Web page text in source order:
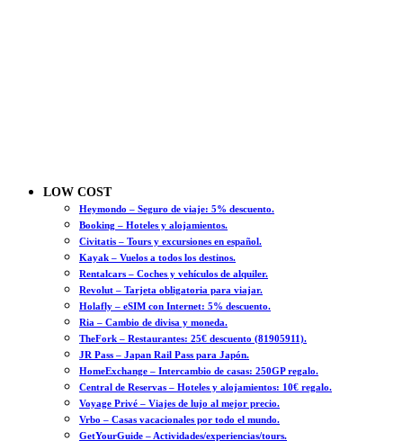
LOW COST
Heymondo – Seguro de viaje: 5% descuento.
Booking – Hoteles y alojamientos.
Civitatis – Tours y excursiones en español.
Kayak – Vuelos a todos los destinos.
Rentalcars – Coches y vehículos de alquiler.
Revolut – Tarjeta obligatoria para viajar.
Holafly – eSIM con Internet: 5% descuento.
Ria – Cambio de divisa y moneda.
TheFork – Restaurantes: 25€ descuento (81905911).
JR Pass – Japan Rail Pass para Japón.
HomeExchange – Intercambio de casas: 250GP regalo.
Central de Reservas – Hoteles y alojamientos: 10€ regalo.
Voyage Privé – Viajes de lujo al mejor precio.
Vrbo – Casas vacacionales por todo el mundo.
GetYourGuide – Actividades/experiencias/tours.